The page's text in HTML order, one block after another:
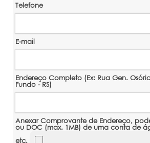
Telefone
E-mail
Endereço Completo (Ex: Rua Gen.
Fundo - RS)
Anexar Comprovante de Endereço,
ou DOC (max. 1MB) de uma conta de
etc.